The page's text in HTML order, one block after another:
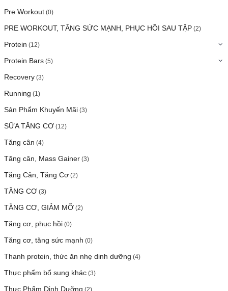
Pre Workout (0)
PRE WORKOUT, TĂNG SỨC MẠNH, PHỤC HỒI SAU TẬP (2)
Protein (12)
Protein Bars (5)
Recovery (3)
Running (1)
Sản Phẩm Khuyến Mãi (3)
SỮA TĂNG CƠ (12)
Tăng cân (4)
Tăng cân, Mass Gainer (3)
Tăng Cân, Tăng Cơ (2)
TĂNG CƠ (3)
TĂNG CƠ, GIẢM MỠ (2)
Tăng cơ, phục hồi (0)
Tăng cơ, tăng sức mạnh (0)
Thanh protein, thức ăn nhẹ dinh dưỡng (4)
Thực phẩm bổ sung khác (3)
Thực Phẩm Dinh Dưỡng (2)